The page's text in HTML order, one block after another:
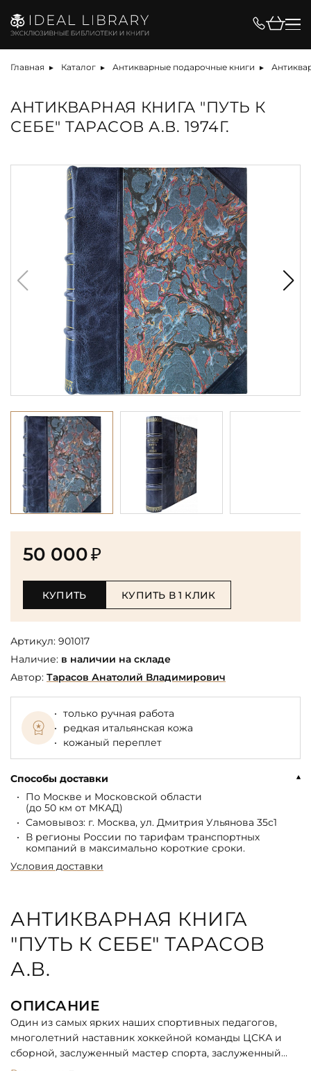
Главная Каталог Антикварные подарочные книги
АНТИКВАРНАЯ КНИГА "ПУТЬ К
СЕБЕ" ТАРАСОВ А.В. 1974Г.
50 000₽
КУПИТЬ КУПИТЬ В 1 КЛИК
Артикул: 901017
Наличие: в наличии на складе
Автор: Тарасов Анатолий Владимирович
только ручная работа
редкая итальянская кожа
кожаный переплет
Способы доставки
По Москве и Московской области
(до 50 км от МКАД)
Самовывоз: г. Москва, ул. Дмитрия Ульянова 35с1
В регионы России по тарифам транспортных
компаний в максимально короткие сроки.
Условия доставки
АНТИКВАРНАЯ КНИГА
"ПУТЬ К СЕБЕ" ТАРАСОВ
А.В.
ОПИСАНИЕ
Один из самых ярких наших спортивных педагогов,
многолетний наставник хоккейной команды ЦСКА и
сборной, заслуженный мастер спорта, заслуженный
тренер СССР, кандидат педагогических наук Анатолий